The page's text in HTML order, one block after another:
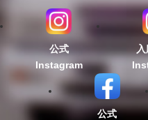
公式
Instagram
公式